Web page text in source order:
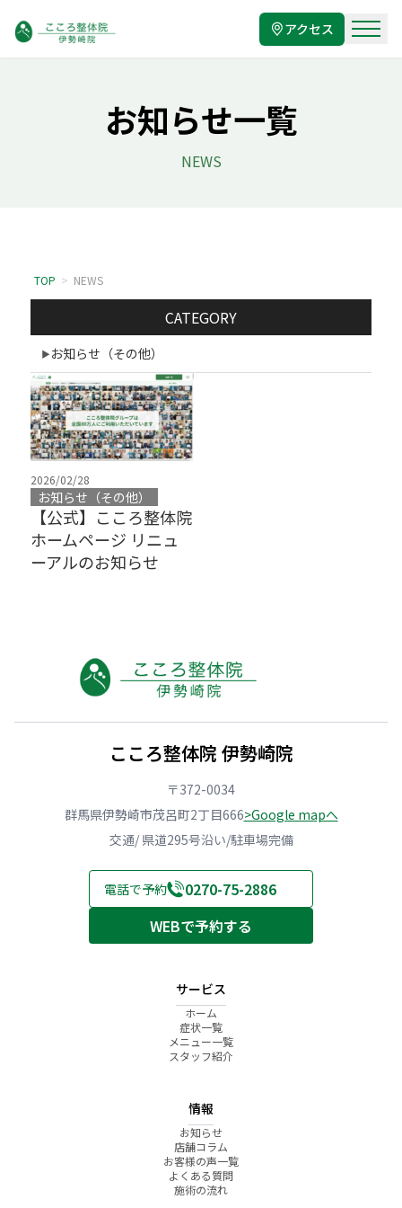
アクセス
お知らせ一覧
NEWS
TOP > NEWS
2026/02/28
お知らせ（その他）
【公式】こころ整体院
ホームページ リニュ
ーアルのお知らせ
CATEGORY
お知らせ（その他）
こころ整体院 伊勢崎院
〒372-0034
群馬県伊勢崎市茂呂町2丁目666>Google mapへ
交通/ 県道295号沿い/駐車場完備
電話で予約
0270-75-2886
WEBで予約する
サービス
ホーム
症状一覧
メニュー一覧
スタッフ紹介
情報
お知らせ
店舗コラム
お客様の声一覧
よくある質問
施術の流れ